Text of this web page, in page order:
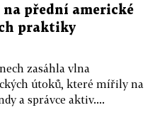
přední americké
praktiky
zasáhla vlna
útoků, které mířily na
a správce aktiv....